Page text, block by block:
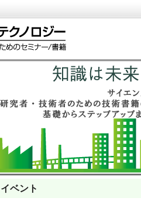
イベント